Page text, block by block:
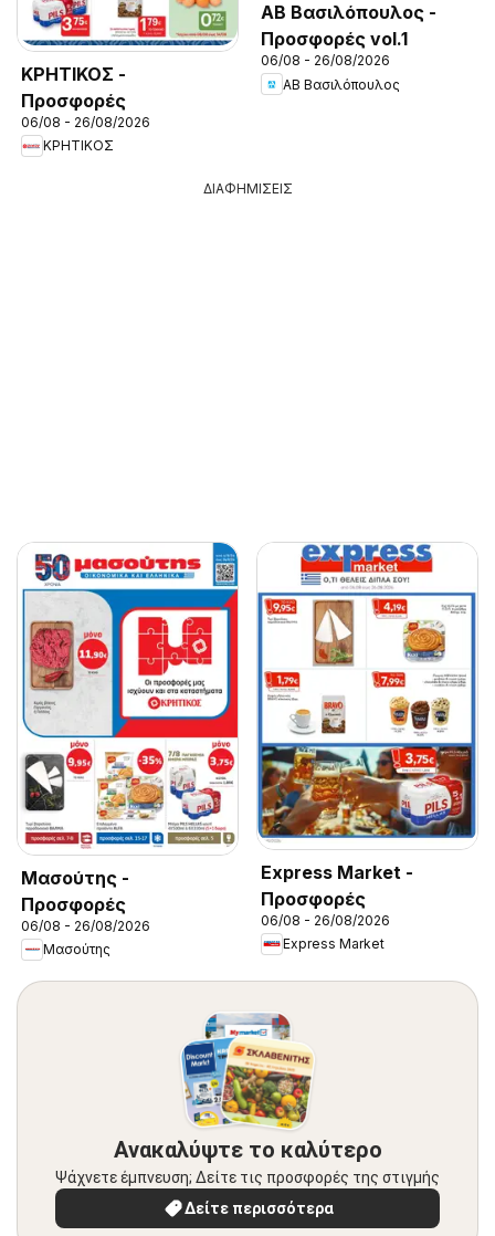
ΚΡΗΤΙΚΟΣ -
Προσφορές
06/08 - 26/08/2026
ΚΡΗΤΙΚΟΣ
ΑΒ Βασιλόπουλος -
Προσφορές vol.1
06/08 - 26/08/2026
ΑΒ Βασιλόπουλος
ΔΙΑΦΗΜΙΣΕΙΣ
Μασούτης -
Προσφορές
06/08 - 26/08/2026
Μασούτης
Express Market -
Προσφορές
06/08 - 26/08/2026
Express Market
Ανακαλύψτε το καλύτερο
Ψάχνετε έμπνευση; Δείτε τις προσφορές της στιγμής
Δείτε περισσότερα